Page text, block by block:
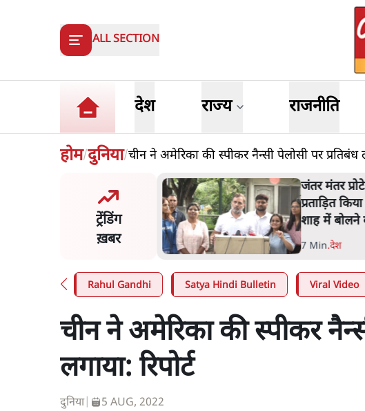
ALL SECTION
देश राज्य राजनीति
होम/दुनिया/चीन ने अमेरिका की स्पीकर नैन्सी पेलोसी पर प्रतिबंध
ट्रेंडिंग
ख़बर
किया जा रहा है, पर मोदी-
बोलने की हिम्मत नहीं'- राहुल
'अमित शाह
विचार करे
सभापति ने
5 Min.देश
Rahul Gandhi Satya Hindi Bulletin Viral Video
चीन ने अमेरिका की स्पीकर
लगाया: रिपोर्ट
दुनिया| 5 AUG, 2022